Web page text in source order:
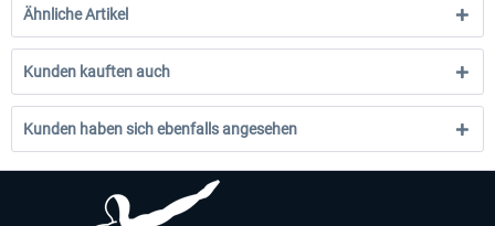
Ähnliche Artikel
Kunden kauften auch
Kunden haben sich ebenfalls angesehen